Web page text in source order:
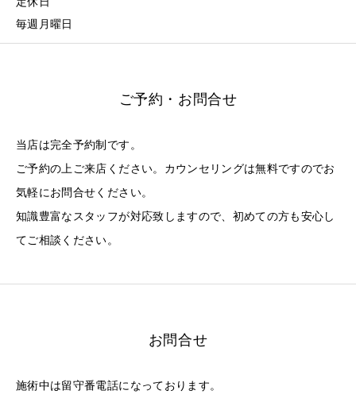
毎週月曜日
ご予約・お問合せ
当店は完全予約制です。
ご予約の上ご来店ください。カウンセリングは無料ですのでお
気軽にお問合せください。
知識豊富なスタッフが対応致しますので、初めての方も安心し
てご相談ください。
お問合せ
施術中は留守番電話になっております。